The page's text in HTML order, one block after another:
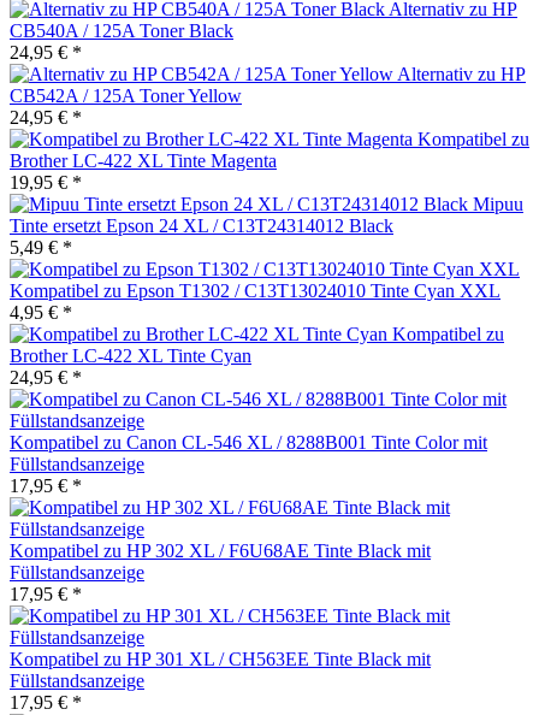
Alternativ zu HP
CB540A / 125A Toner Black
24,95 € *
Alternativ zu HP
CB542A / 125A Toner Yellow
24,95 € *
Kompatibel zu
Brother LC-422 XL Tinte Magenta
19,95 € *
Mipuu
Tinte ersetzt Epson 24 XL / C13T24314012 Black
5,49 € *
Kompatibel zu Epson T1302 / C13T13024010 Tinte Cyan XXL
4,95 € *
Kompatibel zu
Brother LC-422 XL Tinte Cyan
24,95 € *
Kompatibel zu Canon CL-546 XL / 8288B001 Tinte Color mit
Füllstandsanzeige
17,95 € *
Kompatibel zu HP 302 XL / F6U68AE Tinte Black mit
Füllstandsanzeige
17,95 € *
Kompatibel zu HP 301 XL / CH563EE Tinte Black mit
Füllstandsanzeige
17,95 € *